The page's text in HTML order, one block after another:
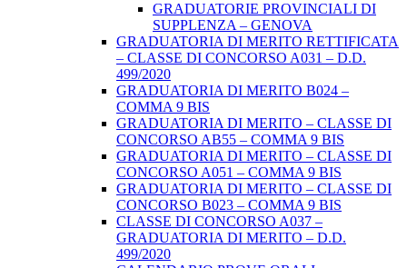
GRADUATORIE PROVINCIALI DI
SUPPLENZA – GENOVA
GRADUATORIA DI MERITO RETTIFICATA
– CLASSE DI CONCORSO A031 – D.D.
499/2020
GRADUATORIA DI MERITO B024 –
COMMA 9 BIS
GRADUATORIA DI MERITO – CLASSE DI
CONCORSO AB55 – COMMA 9 BIS
GRADUATORIA DI MERITO – CLASSE DI
CONCORSO A051 – COMMA 9 BIS
GRADUATORIA DI MERITO – CLASSE DI
CONCORSO B023 – COMMA 9 BIS
CLASSE DI CONCORSO A037 –
GRADUATORIA DI MERITO – D.D.
499/2020